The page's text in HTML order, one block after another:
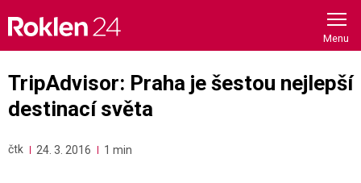
content
TripAdvisor: Praha je šestou nejlepší
destinací světa
čtk 24. 3. 2016 1 min